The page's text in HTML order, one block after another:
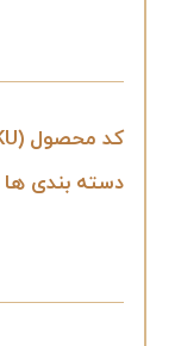
کد محصول (SKU)
دسته بندی ها